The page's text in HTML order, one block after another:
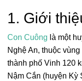
1. Giới
Con Cuông là một
Nghệ An, thuộc
thành phố Vinh 120
Nậm Cắn (huyện Kỳ